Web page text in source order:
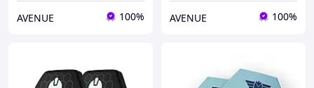
AVENUE 100% AVENUE 100%